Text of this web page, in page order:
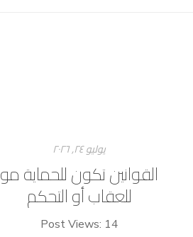
يوليو ۲٤, ۲۰۲٦
القوانين تكون للحماية مو
للعقاب أو التحكم
Post Views: 14